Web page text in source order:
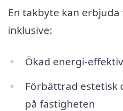
En takbyte kan
inklusive:
Ökad energi-
Förbättrad estetisk
på fastigheten